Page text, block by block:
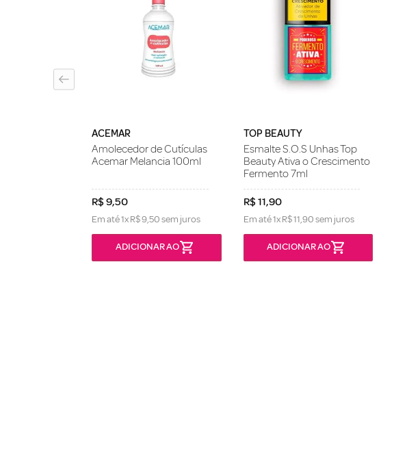
ACEMAR
Amolecedor de Cutículas
Acemar Melancia 100ml
R$9,50
Em até1xR$9,50sem juros
ADICIONAR AO
TOP BEAUTY
Esmalte S.O.S Unhas Top
Beauty Ativa o Crescimento
Fermento 7ml
R$11,90
Em até1xR$11,90sem juros
ADICIONAR AO